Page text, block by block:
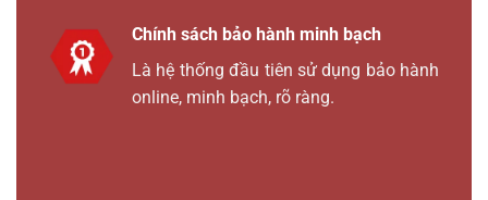
Chính sách bảo hành minh bạch
Là hệ thống đầu tiên sử dụng bảo hành
online, minh bạch, rõ ràng.